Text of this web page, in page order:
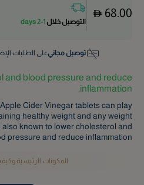
68.00
التوصيل خلال 1-2 days
توصيل مجانيعلى الطلبات
and blood pressure and reduce
inflammation.
Cider Vinegar tablets can play
healthy weight and any weight
known to lower cholesterol and
pressure and reduce inflammation.
المكونات الرئيسية